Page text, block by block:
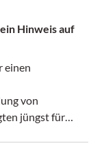
Hinweis auf
einen
von
jüngst für